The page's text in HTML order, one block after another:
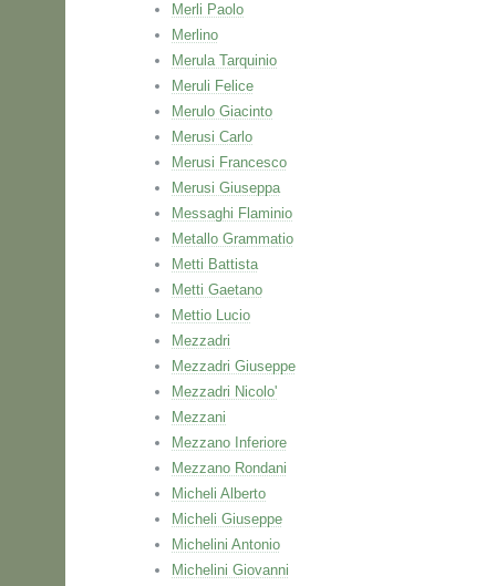
Merli Paolo
Merlino
Merula Tarquinio
Meruli Felice
Merulo Giacinto
Merusi Carlo
Merusi Francesco
Merusi Giuseppa
Messaghi Flaminio
Metallo Grammatio
Metti Battista
Metti Gaetano
Mettio Lucio
Mezzadri
Mezzadri Giuseppe
Mezzadri Nicolo'
Mezzani
Mezzano Inferiore
Mezzano Rondani
Micheli Alberto
Micheli Giuseppe
Michelini Antonio
Michelini Giovanni